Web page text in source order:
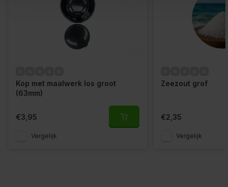
Kop met maalwerk los groot
(63mm)
€3,95
Vergelijk
Zeezout grof
€2,35
Vergelijk